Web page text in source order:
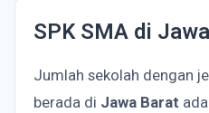
SPK SMA di
Jumlah sekolah dengan
berada di Jawa Barat